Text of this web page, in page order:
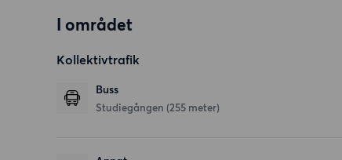
I området
Kollektivtrafik
Buss
Studiegången (255 meter)